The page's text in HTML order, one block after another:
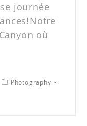
journée
où
Photography